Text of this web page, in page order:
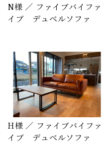
N様 ／ ファイブバイファ
イブ デュベルソファ
H様 ／ ファイブバイファ
イブ デュベルソファ